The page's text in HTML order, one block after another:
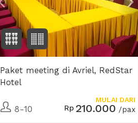
Paket meeting di Avriel, RedStar
Hotel
8-10 Rp 210.000 /pax
MULAI DARI